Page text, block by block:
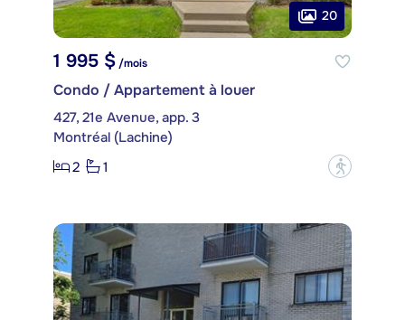
20
1 995 $/mois
Condo / Appartement à louer
427, 21e Avenue, app. 3
Montréal (Lachine)
2
1 ?